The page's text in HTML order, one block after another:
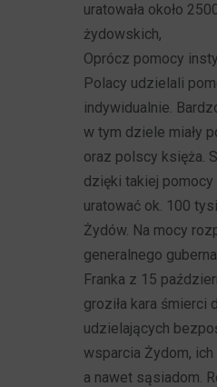
uratowała około
żydowskich,
Oprócz pomocy
Polacy udzielali
indywidualnie.
w tym dziele miały
oraz polscy księża.
dzięki takiej pomocy
uratować ok. 100
Żydów. Na mocy
generalnego
Franka z 15
groziła kara śmierci
udzielających
wsparcia Żydom,
a nawet sąsiadom.